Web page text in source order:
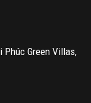
Green Villas,